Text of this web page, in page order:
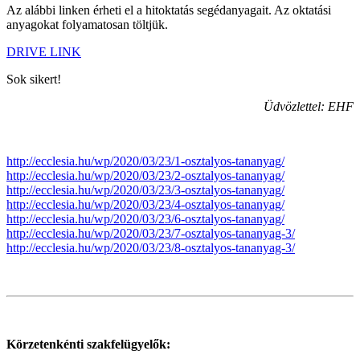
Az alábbi linken érheti el a hitoktatás segédanyagait. Az oktatási
anyagokat folyamatosan töltjük.
DRIVE LINK
Sok sikert!
Üdvözlettel: EHF
http://ecclesia.hu/wp/2020/03/23/1-osztalyos-tananyag/
http://ecclesia.hu/wp/2020/03/23/2-osztalyos-tananyag/
http://ecclesia.hu/wp/2020/03/23/3-osztalyos-tananyag/
http://ecclesia.hu/wp/2020/03/23/4-osztalyos-tananyag/
http://ecclesia.hu/wp/2020/03/23/6-osztalyos-tananyag/
http://ecclesia.hu/wp/2020/03/23/7-osztalyos-tananyag-3/
http://ecclesia.hu/wp/2020/03/23/8-osztalyos-tananyag-3/
Körzetenkénti szakfelügyelők: